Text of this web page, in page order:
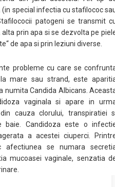
special infectia cu stafilococ
patogeni se transmit
prin apa si se dezvolta pe
de apa si prin leziuni diverse.
probleme cu care se
mare sau strand, este
numita Candida Albicans.
vaginala si apare in
cauza clorului, transpiratiei
baie. Candidoza este o
a acestei ciuperci.
afectiunea se numara
mucoasei vaginale, senzatia